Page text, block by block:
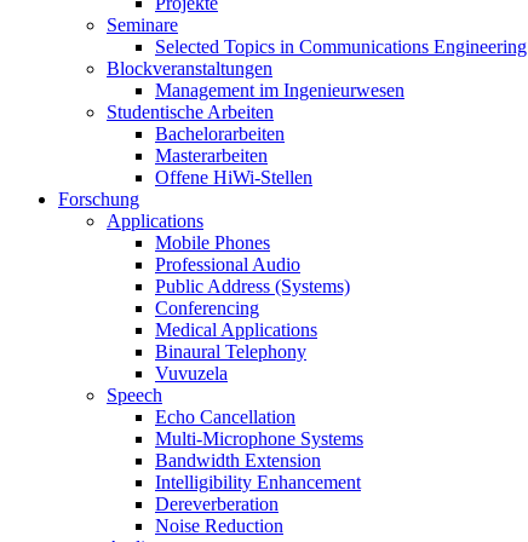
Seminare
Selected Topics in Communications Engineering
Blockveranstaltungen
Management im Ingenieurwesen
Studentische Arbeiten
Bachelorarbeiten
Masterarbeiten
Offene HiWi-Stellen
Forschung
Applications
Mobile Phones
Professional Audio
Public Address (Systems)
Conferencing
Medical Applications
Binaural Telephony
Vuvuzela
Speech
Echo Cancellation
Multi-Microphone Systems
Bandwidth Extension
Intelligibility Enhancement
Dereverberation
Noise Reduction